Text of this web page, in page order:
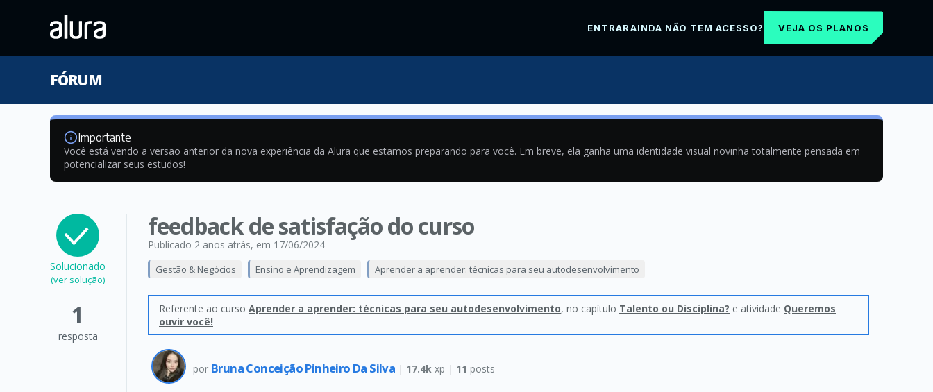
ENTRARAINDA NÃO TEM ACESSO? VEJA OS PLANOS
FÓRUM
Importante
Você está vendo a versão anterior da nova experiência da Alura que estamos preparando para você. Em breve, ela ganha uma identidade visual novinha totalmente pensada em
potencializar seus estudos!
Solucionado
(ver solução)
1
resposta
feedback de satisfação do curso
Publicado 2 anos atrás, em 17/06/2024
Gestão & Negócios Ensino e Aprendizagem Aprender a aprender: técnicas para seu autodesenvolvimento
Referente ao curso Aprender a aprender: técnicas para seu autodesenvolvimento, no capítulo Talento ou Disciplina? e atividade Queremos
ouvir você!
por Bruna Conceição Pinheiro Da Silva | 17.4k xp | 11 posts